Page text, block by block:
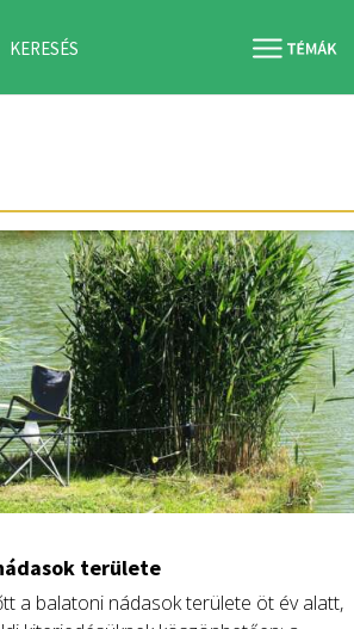
KERESÉS
területe
a balatoni nádasok területe öt év alatt,